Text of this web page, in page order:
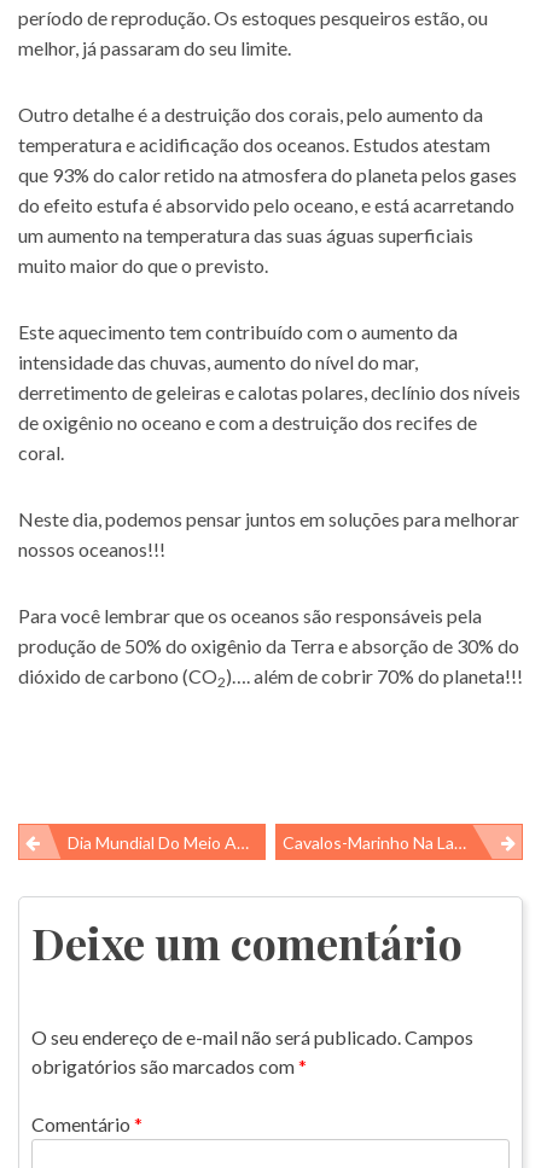
período de reprodução. Os estoques pesqueiros estão, ou
melhor, já passaram do seu limite.
Outro detalhe é a destruição dos corais, pelo aumento da
temperatura e acidificação dos oceanos. Estudos atestam
que 93% do calor retido na atmosfera do planeta pelos gases
do efeito estufa é absorvido pelo oceano, e está acarretando
um aumento na temperatura das suas águas superficiais
muito maior do que o previsto.
Este aquecimento tem contribuído com o aumento da
intensidade das chuvas, aumento do nível do mar,
derretimento de geleiras e calotas polares, declínio dos níveis
de oxigênio no oceano e com a destruição dos recifes de
coral.
Neste dia, podemos pensar juntos em soluções para melhorar
nossos oceanos!!!
Para você lembrar que os oceanos são responsáveis pela
produção de 50% do oxigênio da Terra e absorção de 30% do
dióxido de carbono (CO2)…. além de cobrir 70% do planeta!!!
Navegação
de
Post
Dia Mundial Do Meio Ambiente! Cavalos-Marinho Na Laguna De Araruama
Deixe um comentário
O seu endereço de e-mail não será publicado.Campos
obrigatórios são marcados com*
Comentário *